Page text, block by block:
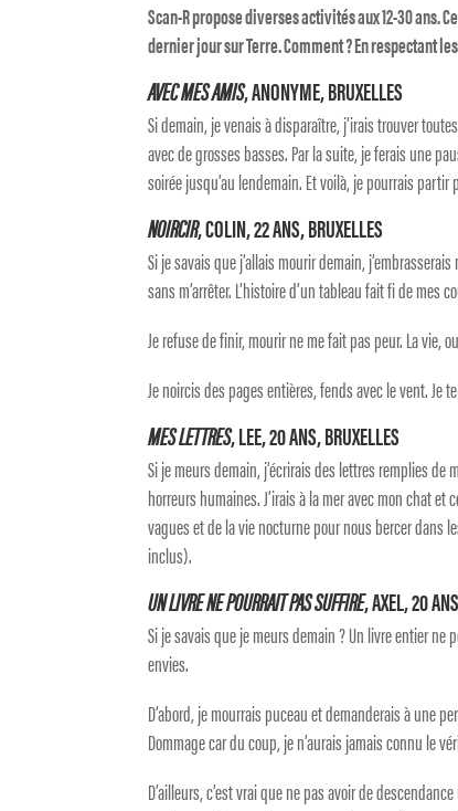
Scan-R propose diverses activités aux 12-30 ans.
dernier jour sur Terre. Comment ? En respectant
AVEC MES AMIS, ANONYME, BRUXELLES
Si demain, je venais à disparaître, j’irais trouver
avec de grosses basses. Par la suite, je ferais une
soirée jusqu’au lendemain. Et voilà, je pourrais
NOIRCIR, COLIN, 22 ANS, BRUXELLES
Si je savais que j’allais mourir demain,
sans m’arrêter. L’histoire d’un tableau fait fi de mes
Je refuse de finir, mourir ne me fait pas peur. La vie,
Je noircis des pages entières, fends avec le vent. Je
MES LETTRES, LEE, 20 ANS, BRUXELLES
Si je meurs demain, j’écrirais des lettres remplies
horreurs humaines. J’irais à la mer avec mon chat
vagues et de la vie nocturne pour nous bercer dans
inclus).
UN LIVRE NE POURRAIT PAS SUFFIRE, AXEL, 20
Si je savais que je meurs demain ? Un livre entier
envies.
D’abord, je mourrais puceau et demanderais à une
Dommage car du coup, je n’aurais jamais connu le
D’ailleurs, c’est vrai que ne pas avoir de